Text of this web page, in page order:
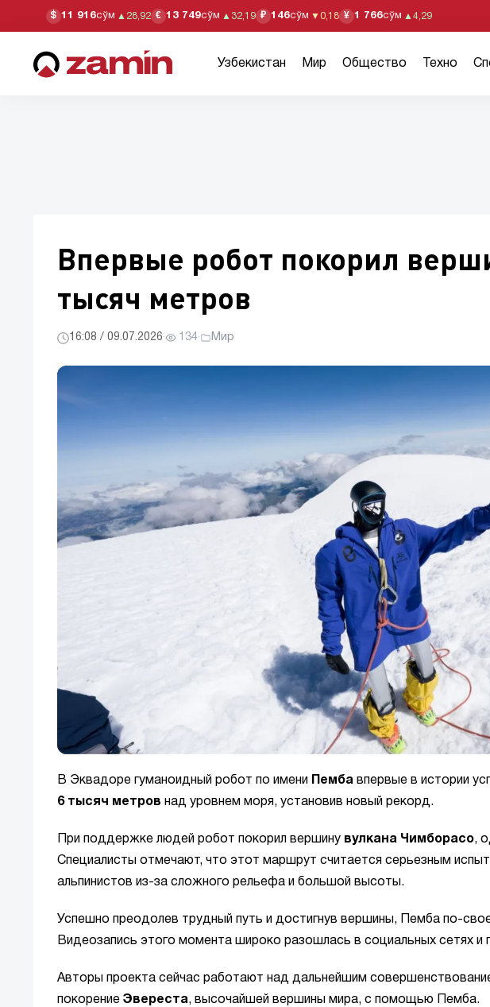
$ 11 916сўм ▲ 28,92 € 13 749сўм ▲ 32,19 ₽ 146сўм ▼ 0,18 ¥ 1 766сўм ▲ 4,29
Узбекистан Мир Общество Техно
Впервые робот покорил
тысяч метров
16:08 / 09.07.2026· 134· Мир
В Эквадоре гуманоидный робот по имени Пемба впервые в истории
6 тысяч метров над уровнем моря, установив новый рекорд.
При поддержке людей робот покорил вершину вулкана Чимборасо,
Специалисты отмечают, что этот маршрут считается серьезным
альпинистов из-за сложного рельефа и большой высоты.
Успешно преодолев трудный путь и достигнув вершины, Пемба по-
Видеозапись этого момента широко разошлась в социальных сетях и
Авторы проекта сейчас работают над дальнейшим
покорение Эвереста, высочайшей вершины мира, с помощью Пемба.